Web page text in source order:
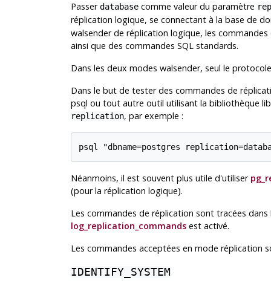
Passerdatabasecomme valeur du paramètre
réplication logique, se connectant à la base de
walsender de réplication logique, les
ainsi que des commandes SQL standards.
Dans les deux modes walsender, seul le
Dans le but de tester des commandes de
psql ou tout autre outil utilisant la bibliothèque
replication, par exemple :
Néanmoins, il est souvent plus utile d'utiliser
(pour la réplication logique).
Les commandes de réplication sont tracées
log_replication_commandsest activé.
Les commandes acceptées en mode réplication
IDENTIFY_SYSTEM